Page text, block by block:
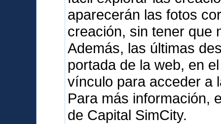
aparecerán las fotos
creación, sin tener que
Además, las últimas
portada de la web, en
vínculo para acceder a
Para más información,
de Capital SimCity.